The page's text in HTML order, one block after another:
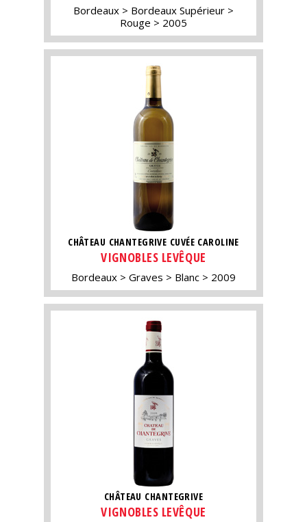
Bordeaux
Bordeaux Supérieur
Rouge
2005
CHÂTEAU CHANTEGRIVE CUVÉE CAROLINE
VIGNOBLES LEVÊQUE
Bordeaux Graves Blanc 2009
CHÂTEAU CHANTEGRIVE
VIGNOBLES LEVÊQUE